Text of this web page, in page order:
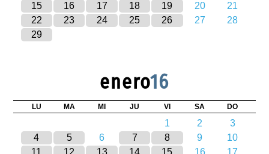
15
16 17 18 19 20
21
22
23 24 25 26 27
28
29
enero16
LU MA MI JU VI SA DO
1 2
3
4
5 6 7 8 9
10